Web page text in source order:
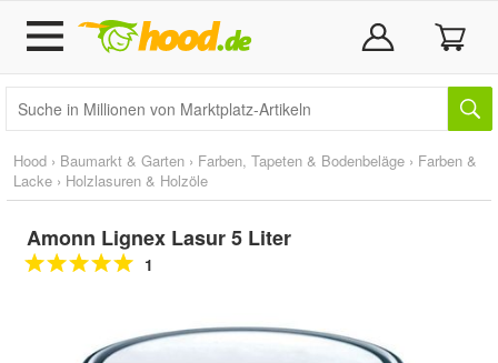
Hood › Baumarkt & Garten › Farben, Tapeten & Bodenbeläge › Farben &
Lacke › Holzlasuren & Holzöle
Amonn Lignex Lasur 5 Liter
1